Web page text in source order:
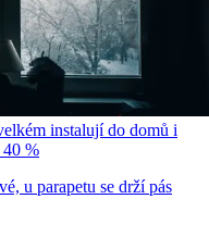
instalují do domů i
40 %
u parapetu se drží pás